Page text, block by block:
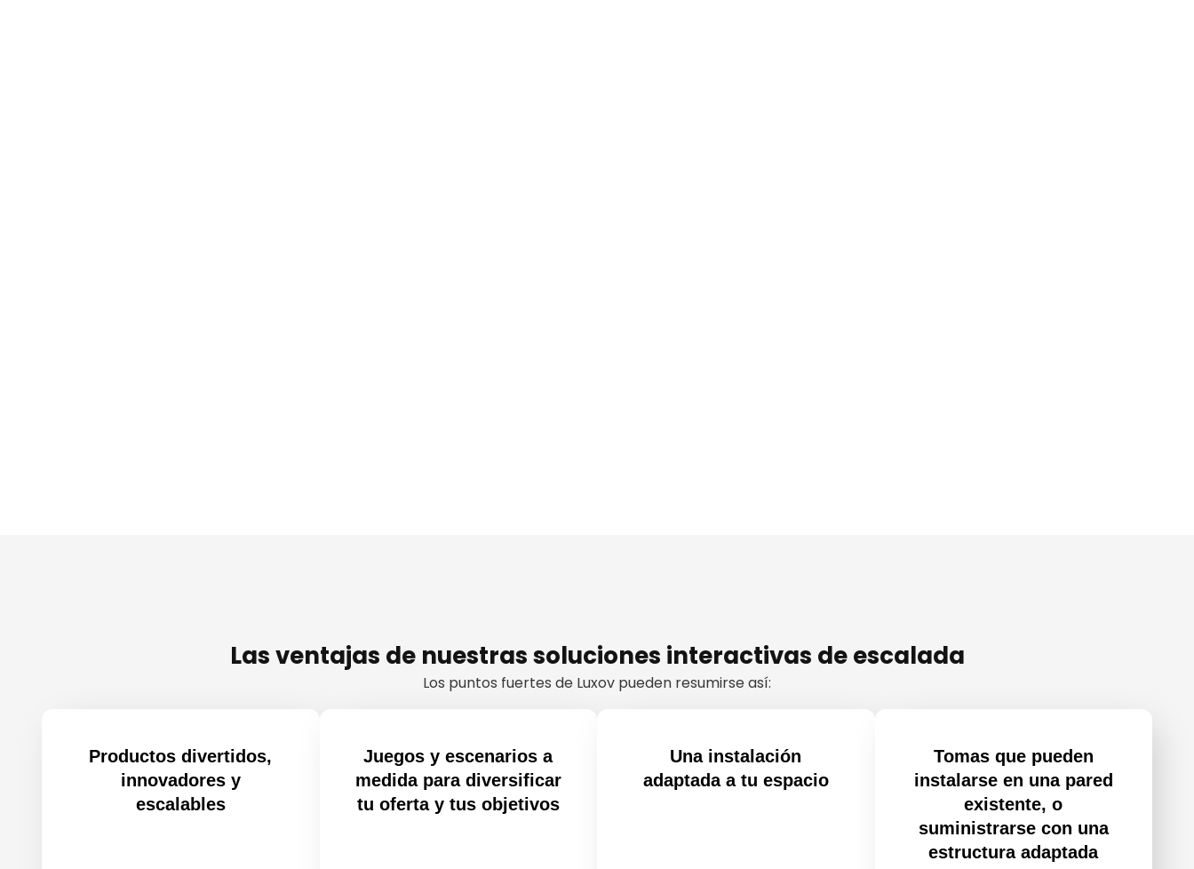
Las ventajas de nuestras soluciones interactivas de escalada
Los puntos fuertes de Luxov pueden resumirse así:
Productos divertidos,
innovadores y
escalables
Juegos y escenarios a
medida para diversificar
tu oferta y tus objetivos
Una instalación
adaptada a tu espacio
Tomas que pueden
instalarse en una pared
existente, o
suministrarse con una
estructura adaptada